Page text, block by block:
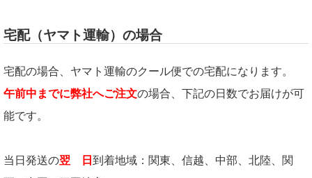
宅配（ヤマト運輸）の場合
宅配の場合、ヤマト運輸のクール便での宅配になります。
午前中までに弊社へご注文の場合、下記の日数でお届けが可
能です。
当日発送の翌 日 到着地域：関東、信越、中部、北陸、関